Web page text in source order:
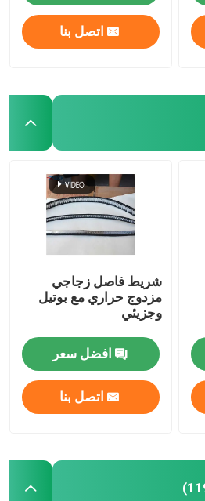
اتصل بنا
شريط فاصل زجاجي
مزدوج حراري مع بوتيل
وجزيئي
افضل سعر
اتصل بنا